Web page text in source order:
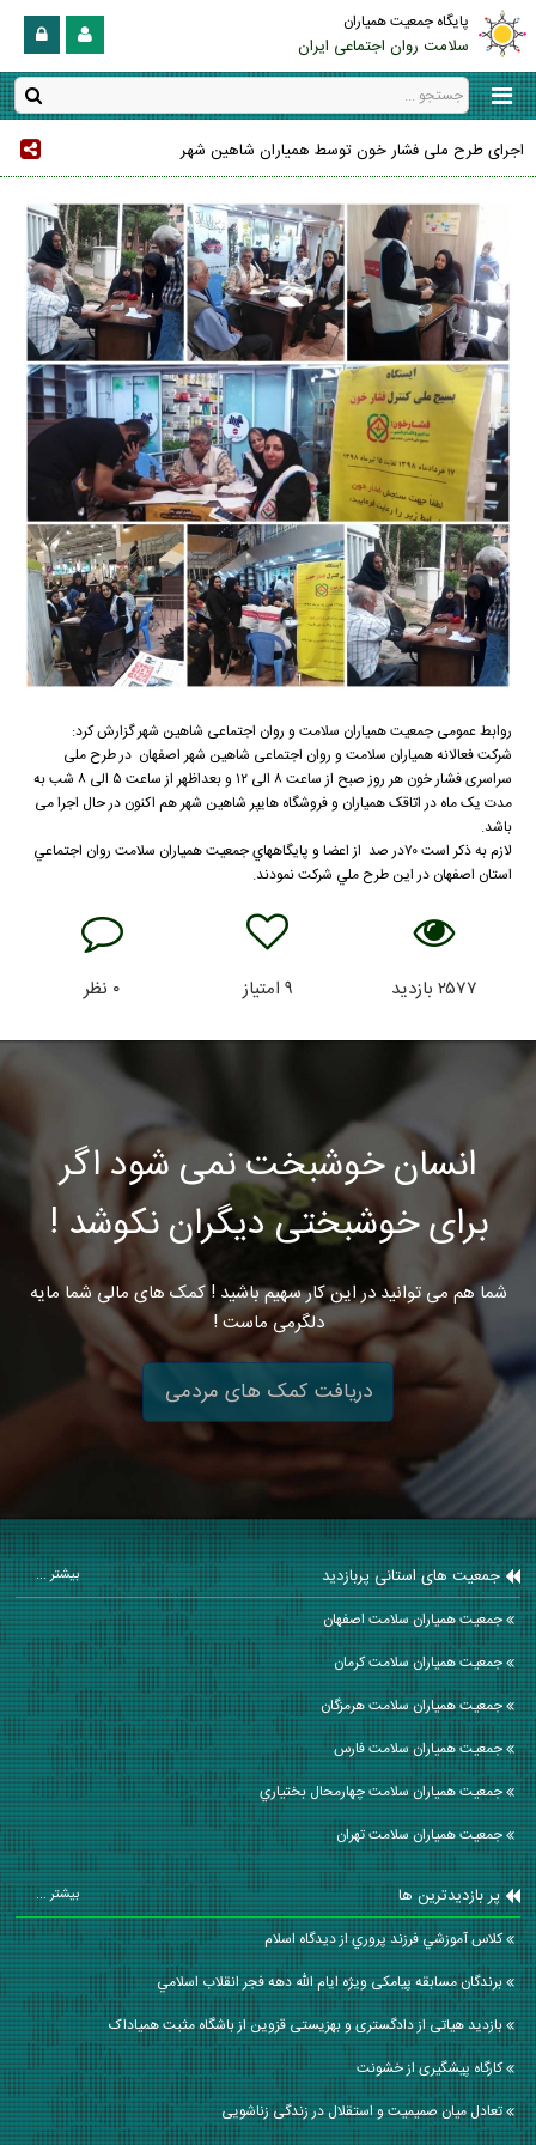
پایگاه جمعیت همیاران
سلامت روان اجتماعی ایران
اجرای طرح ملی فشار خون توسط همیاران شاهین شهر
روابط عمومی جمعیت همیاران سلامت و روان اجتماعی شاهین شهر گزارش کرد:
شرکت فعالانه همیاران سلامت و روان اجتماعی شاهین شهر اصفهان در طرح ملی
سراسری فشار خون هر روز صبح از ساعت ۸ الی ۱۲ و بعداظهر از ساعت ۵ الی ۸ شب به
مدت یک ماه در اتاقک همیاران و فروشگاه هایپر شاهین شهر هم اکنون در حال اجرا می
باشد.
لازم به ذكر است ٧٠در صد از اعضا و پايگاههاي جمعيت همياران سلامت روان اجتماعي
استان اصفهان در اين طرح ملي شركت نمودند.
۲۵۷۷ بازدید ۹ امتیاز ۰ نظر
انسان خوشبخت نمی شود اگر
برای خوشبختی دیگران نکوشد !
شما هم می توانید در این کار سهیم باشید ! کمک های مالی شما مایه
دلگرمی ماست !
دریافت کمک های مردمی
جمعیت های استانی پربازدید بیشتر ...
جمعیت همیاران سلامت اصفهان
جمعیت همیاران سلامت كرمان
جمعیت همیاران سلامت هرمزگان
جمعیت همیاران سلامت فارس
جمعیت همیاران سلامت چهارمحال بختياري
جمعیت همیاران سلامت تهران
پر بازدیدترین ها بیشتر ...
كلاس آموزشي فرزند پروري از ديدگاه اسلام
برندگان مسابقه پیامکی ویژه ایام الله دهه فجر انقلاب اسلامي
بازدید هیاتی از دادگستری و بهزیستی قزوین از باشگاه مثبت همیاداک
کارگاه پیشگیری از خشونت
تعادل میان صمیمیت و استقلال در زندگی زناشویی